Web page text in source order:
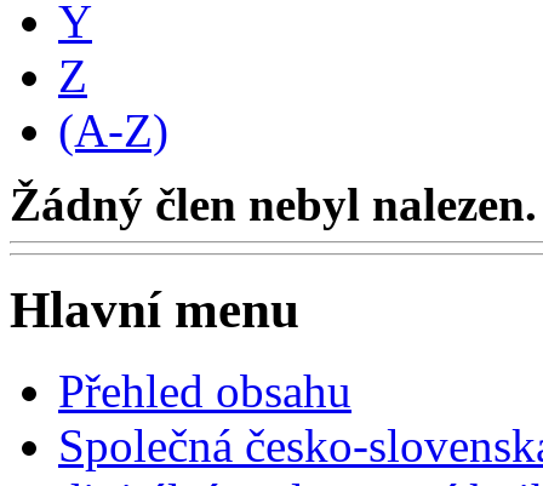
Y
Z
(A-Z)
Žádný člen nebyl nalezen.
Hlavní menu
Přehled obsahu
Společná česko-